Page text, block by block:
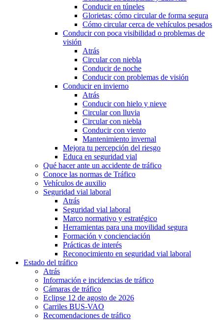
Conducir en túneles
Glorietas: cómo circular de forma segura
Cómo circular cerca de vehículos pesados
Conducir con poca visibilidad o problemas de
visión
Atrás
Circular con niebla
Conducir de noche
Conducir con problemas de visión
Conducir en invierno
Atrás
Conducir con hielo y nieve
Circular con lluvia
Circular con niebla
Conducir con viento
Mantenimiento invernal
Mejora tu percepción del riesgo
Educa en seguridad vial
Qué hacer ante un accidente de tráfico
Conoce las normas de Tráfico
Vehículos de auxilio
Seguridad vial laboral
Atrás
Seguridad vial laboral
Marco normativo y estratégico
Herramientas para una movilidad segura
Formación y concienciación
Prácticas de interés
Reconocimiento en seguridad vial laboral
Estado del tráfico
Atrás
Información e incidencias de tráfico
Cámaras de tráfico
Eclipse 12 de agosto de 2026
Carriles BUS-VAO
Recomendaciones de tráfico